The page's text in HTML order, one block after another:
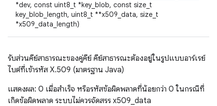
*dev, const uint8_t *key_blob, const size_t
key_blob_length, uint8_t **x509_data, size_t
*x509_data_length)
รับส่วนคีย์สาธารณะของคู่คีย์ คีย์สาธารณะต้องอยู่ในรูปแบบอาร์เรย์
ไบต์ที่เข้ารหัส X.509 (มาตรฐาน Java)
แสดงผล: 0 เมื่อสําเร็จ หรือรหัสข้อผิดพลาดที่น้อยกว่า 0 ในกรณีที่
เกิดข้อผิดพลาด ระบบไม่ควรจัดสรร x509_data